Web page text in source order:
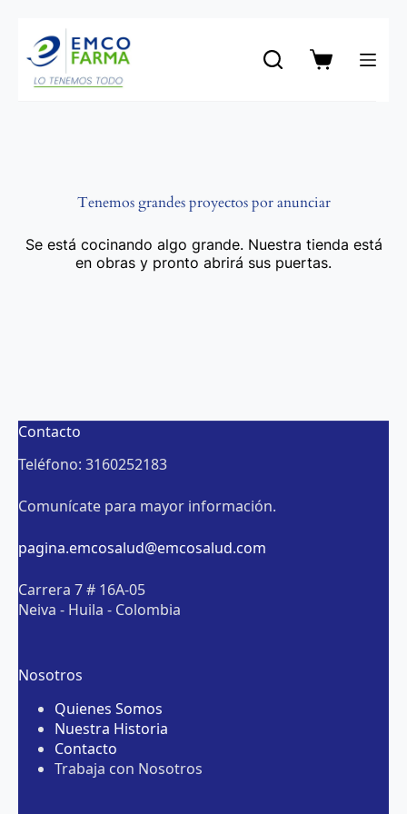
contenido
Carro
Tenemos grandes proyectos por anunciar
Se está cocinando algo grande. Nuestra tienda está
en obras y pronto abrirá sus puertas.
Contacto
Teléfono: 3160252183
Comunícate para mayor información.
pagina.emcosalud@emcosalud.com
Carrera 7 # 16A-05
Neiva - Huila - Colombia
Nosotros
Quienes Somos
Nuestra Historia
Contacto
Trabaja con Nosotros